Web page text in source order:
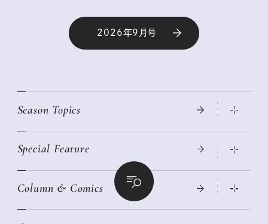
2026年9月号
Season Topics
真夏のひんやりグッズ 2026
ニトリ・イケア・無印良品で賢くおしゃれなインテリア
この春ほしい大人のスニーカー 2026春夏
絶品、お餅レシピ大集合！
Special Feature
2026年春夏 トレンドファッションニュース
Column & Comics